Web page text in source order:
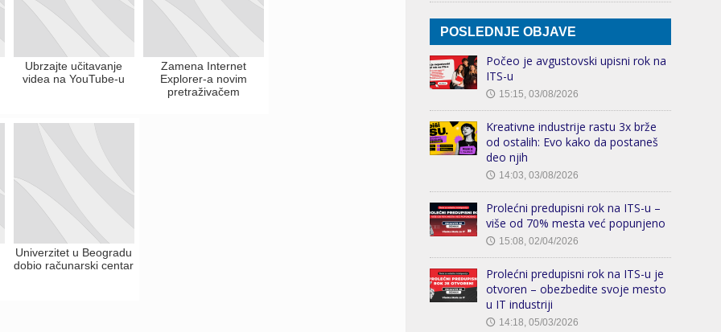
Ubrzajte učitavanje
videa na YouTube-u
Zamena Internet
Explorer-a novim
pretraživačem
Univerzitet u Beogradu
dobio računarski centar
POSLEDNJE OBJAVE
Počeo je avgustovski upisni rok na
ITS-u
🕔 15:15, 03/08/2026
Kreativne industrije rastu 3x brže
od ostalih: Evo kako da postaneš
deo njih
🕔 14:03, 03/08/2026
Prolećni predupisni rok na ITS-u –
više od 70% mesta već popunjeno
🕔 15:08, 02/04/2026
Prolećni predupisni rok na ITS-u je
otvoren – obezbedite svoje mesto
u IT industriji
🕔 14:18, 05/03/2026